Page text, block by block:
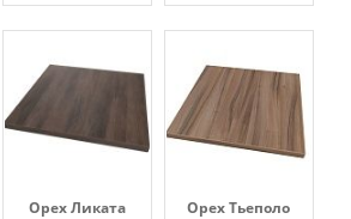
Орех Ликата
Орех Тьеполо